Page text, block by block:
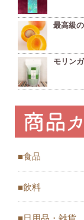
最高級
モリン
■食品
■飲料
■日用品・雑貨